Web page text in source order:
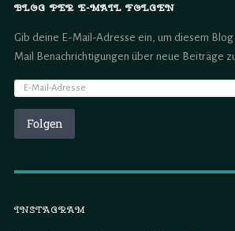
BLOG PER E-MAIL FOLGEN
Gib deine E-Mail-Adresse ein, um diesem
Mail Benachrichtigungen über neue Beiträge
Folgen
INSTAGRAM